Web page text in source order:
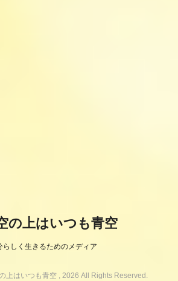
の上はいつも青空
らしく生きるためのメディア
上はいつも青空 , 2026 All Rights Reserved.